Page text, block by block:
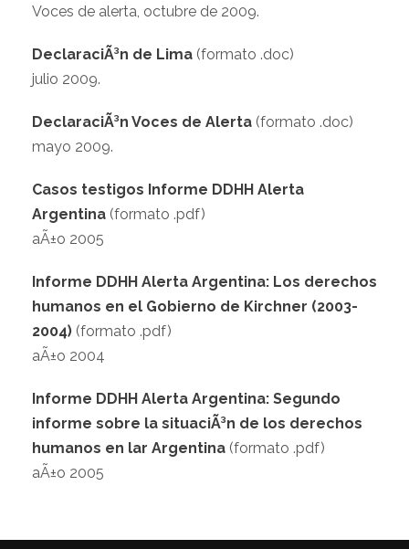
Voces de alerta, octubre de 2009.
DeclaraciÃ³n de Lima (formato .doc)
julio 2009.
DeclaraciÃ³n Voces de Alerta (formato .doc)
mayo 2009.
Casos testigos Informe DDHH Alerta
Argentina (formato .pdf)
aÃ±o 2005
Informe DDHH Alerta Argentina: Los derechos
humanos en el Gobierno de Kirchner (2003-
2004) (formato .pdf)
aÃ±o 2004
Informe DDHH Alerta Argentina: Segundo
informe sobre la situaciÃ³n de los derechos
humanos en lar Argentina (formato .pdf)
aÃ±o 2005